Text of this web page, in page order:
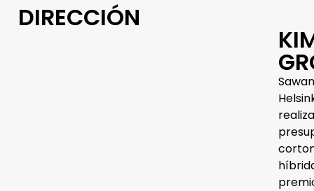
DIRECCIÓN